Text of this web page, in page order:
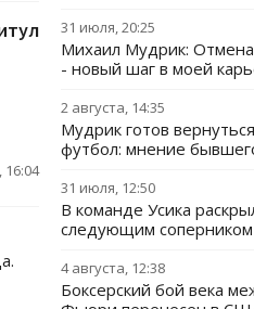
16:04
31 июля, 20:25
Михаил Мудрик:
- новый шаг в моей
2 августа, 14:35
Мудрик готов
футбол: мнение
31 июля, 12:50
В команде Усика
следующим
4 августа, 12:38
Боксерский бой века